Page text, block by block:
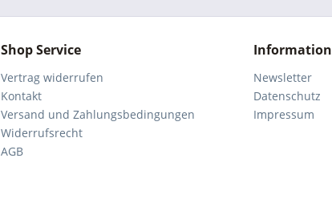
Shop Service
Vertrag widerrufen
Kontakt
Versand und Zahlungsbedingungen
Widerrufsrecht
AGB
Newsletter
Datenschutz
Impressum